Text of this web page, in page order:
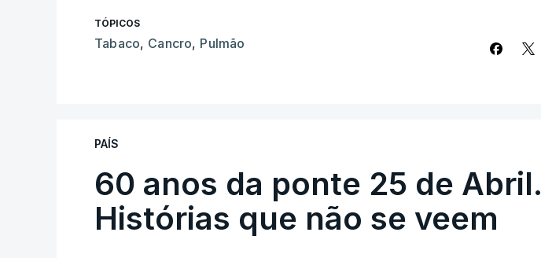
TÓPICOS
Tabaco, Cancro, Pulmão
PAÍS
60 anos da ponte 25 de Abril.
Histórias que não se veem